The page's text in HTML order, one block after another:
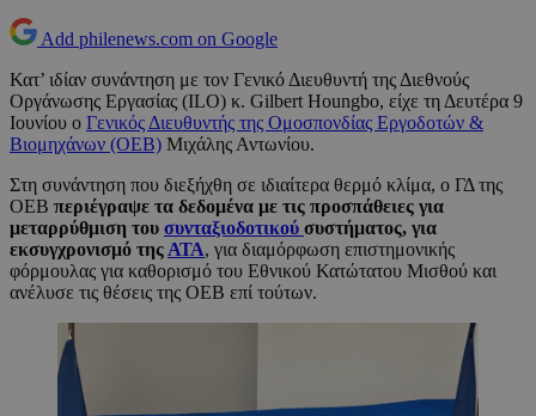
Add philenews.com on Google
Κατ’ ιδίαν συνάντηση με τον Γενικό Διευθυντή της Διεθνούς
Οργάνωσης Εργασίας (ILO) κ. Gilbert Houngbo, είχε τη Δευτέρα 9
Ιουνίου ο Γενικός Διευθυντής της Ομοσπονδίας Εργοδοτών &
Βιομηχάνων (ΟΕΒ) Μιχάλης Αντωνίου.
Στη συνάντηση που διεξήχθη σε ιδιαίτερα θερμό κλίμα, ο ΓΔ της
ΟΕΒ περιέγραψε τα δεδομένα με τις προσπάθειες για
μεταρρύθμιση του συνταξιοδοτικού συστήματος, για
εκσυγχρονισμό της ΑΤΑ, για διαμόρφωση επιστημονικής
φόρμουλας για καθορισμό του Εθνικού Κατώτατου Μισθού και
ανέλυσε τις θέσεις της ΟΕΒ επί τούτων.